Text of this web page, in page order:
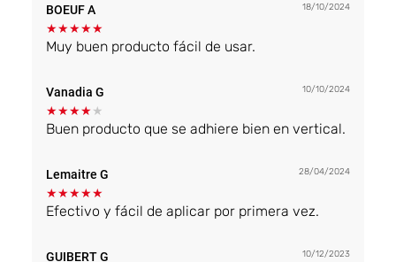
BOEUF A 18/10/2024
★★★★★
Muy buen producto fácil de usar.
Vanadia G 10/10/2024
★★★★★
Buen producto que se adhiere bien en vertical.
Lemaitre G 28/04/2024
★★★★★
Efectivo y fácil de aplicar por primera vez.
GUIBERT G 10/12/2023